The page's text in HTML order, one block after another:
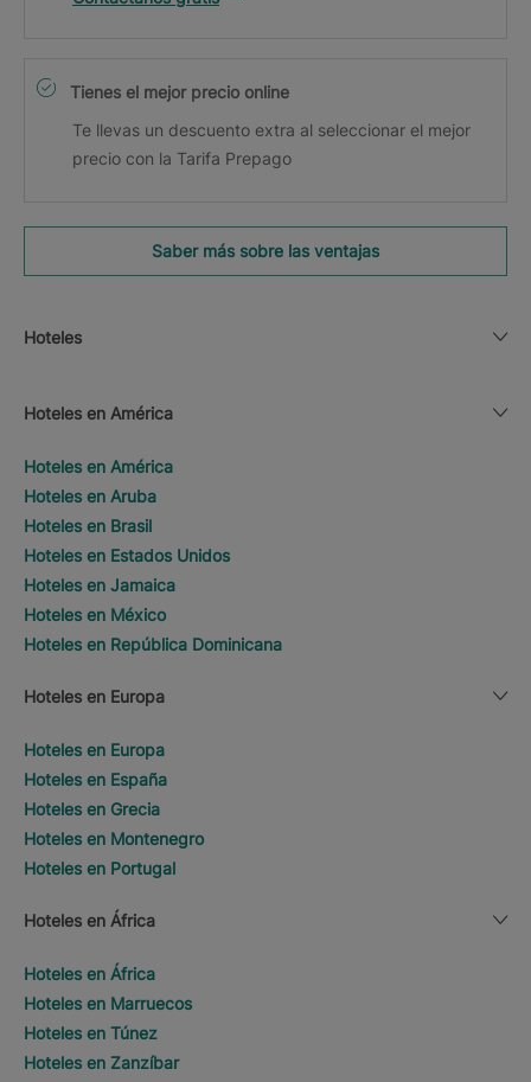
Tienes el mejor precio online
Te llevas un descuento extra al seleccionar el mejor
precio con la Tarifa Prepago
Saber más sobre las ventajas
Hoteles
Hoteles en América
Hoteles en América
Hoteles en Aruba
Hoteles en Brasil
Hoteles en Estados Unidos
Hoteles en Jamaica
Hoteles en México
Hoteles en República Dominicana
Hoteles en Europa
Hoteles en Europa
Hoteles en España
Hoteles en Grecia
Hoteles en Montenegro
Hoteles en Portugal
Hoteles en África
Hoteles en África
Hoteles en Marruecos
Hoteles en Túnez
Hoteles en Zanzíbar